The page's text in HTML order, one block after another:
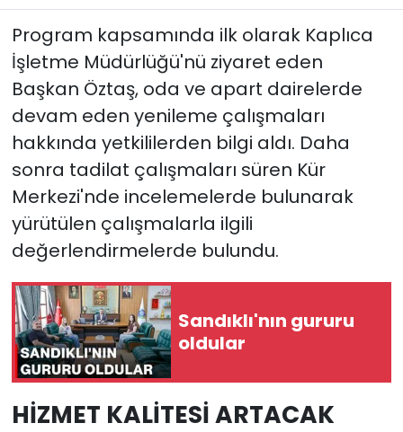
Program kapsamında ilk olarak Kaplıca
İşletme Müdürlüğü'nü ziyaret eden
Başkan Öztaş, oda ve apart dairelerde
devam eden yenileme çalışmaları
hakkında yetkililerden bilgi aldı. Daha
sonra tadilat çalışmaları süren Kür
Merkezi'nde incelemelerde bulunarak
yürütülen çalışmalarla ilgili
değerlendirmelerde bulundu.
Sandıklı'nın gururu
oldular
HİZMET KALİTESİ ARTACAK